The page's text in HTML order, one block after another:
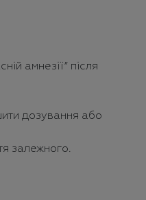
амнезії” після
дозування або
залежного.